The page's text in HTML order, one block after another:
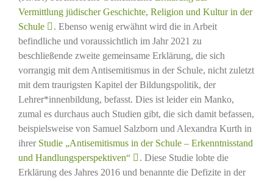
Vermittlung jüdischer Geschichte, Religion und Kultur in der
Schule
. Ebenso wenig erwähnt wird die in Arbeit
befindliche und voraussichtlich im Jahr 2021 zu
beschließende zweite gemeinsame Erklärung, die sich
vorrangig mit dem Antisemitismus in der Schule, nicht zuletzt
mit dem traurigsten Kapitel der Bildungspolitik, der
Lehrer*innenbildung, befasst. Dies ist leider ein Manko,
zumal es durchaus auch Studien gibt, die sich damit befassen,
beispielsweise von Samuel Salzborn und Alexandra Kurth in
ihrer Studie „Antisemitismus in der Schule – Erkenntnisstand
und Handlungsperspektiven“
. Diese Studie lobte die
Erklärung des Jahres 2016 und benannte die Defizite in der